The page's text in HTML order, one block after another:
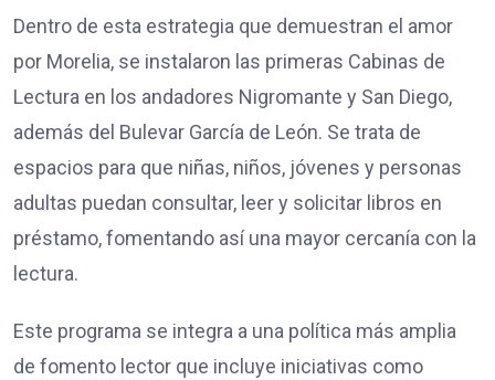
Dentro de esta estrategia que demuestran el amor
por Morelia, se instalaron las primeras Cabinas de
Lectura en los andadores Nigromante y San Diego,
además del Bulevar García de León. Se trata de
espacios para que niñas, niños, jóvenes y personas
adultas puedan consultar, leer y solicitar libros en
préstamo, fomentando así una mayor cercanía con la
lectura.
Este programa se integra a una política más amplia
de fomento lector que incluye iniciativas como